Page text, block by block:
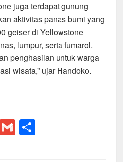
juga terdapat gunung
aktivitas panas bumi yang
geiser di Yellowstone
lumpur, serta fumarol.
penghasilan untuk warga
wisata,” ujar Handoko.
T
el
G
m